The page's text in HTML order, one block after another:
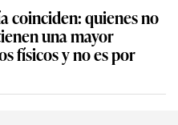
coinciden: quienes no
una mayor
físicos y no es por